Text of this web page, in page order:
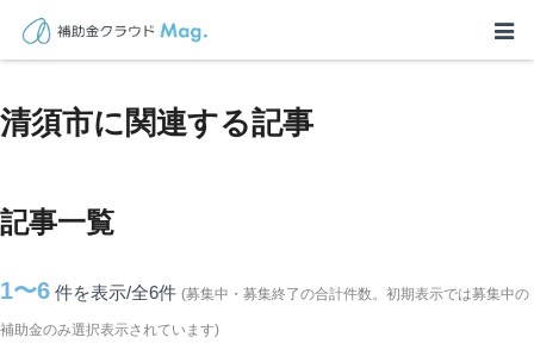
TOP > 補助金・助成金詳細>愛知県
清須市に関連する記事
記事一覧
1〜6 件を表示/全6件 (募集中・募集終了の合計件数。初期表示では募集中の
補助金のみ選択表示されています)